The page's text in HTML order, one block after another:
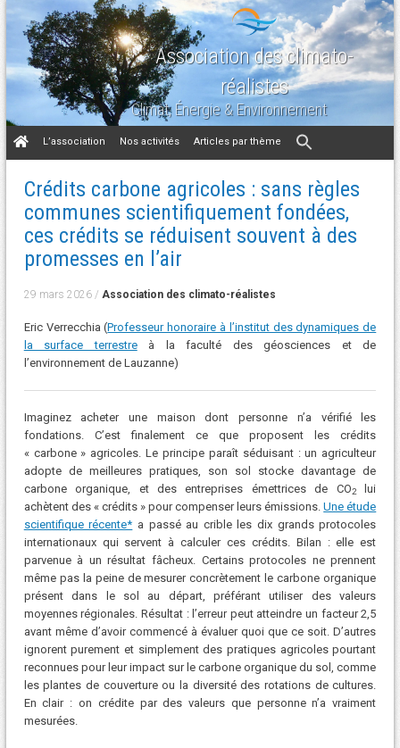
Association des climato-
réalistes
Climat, Énergie & Environnement
Aller
au
L’association Nos activités Articles par thème
Crédits carbone agricoles : sans règles
communes scientifiquement fondées,
ces crédits se réduisent souvent à des
promesses en l’air
29 mars 2026/ Association des climato-réalistes
Eric Verrecchia (Professeur honoraire à l’institut des dynamiques de
la surface terrestreà la faculté des géosciences et de
l’environnement de Lauzanne)
Imaginez acheter une maison dont personne n’a vérifié les
fondations. C’est finalement ce que proposent les crédits
« carbone » agricoles. Le principe paraît séduisant : un agriculteur
adopte de meilleures pratiques, son sol stocke davantage de
carbone organique, et des entreprises émettrices de CO2lui
achètent des « crédits » pour compenser leurs émissions.Une étude
scientifique récente* a passé au crible les dix grands protocoles
internationaux qui servent à calculer ces crédits. Bilan : elle est
parvenue à un résultat fâcheux. Certains protocoles ne prennent
même pas la peine de mesurer concrètement le carbone organique
présent dans le sol au départ, préférant utiliser des valeurs
moyennes régionales. Résultat : l’erreur peut atteindre un facteur 2,5
avant même d’avoir commencé à évaluer quoi que ce soit. D’autres
ignorent purement et simplement des pratiques agricoles pourtant
reconnues pour leur impact sur le carbone organique du sol, comme
les plantes de couverture ou la diversité des rotations de cultures.
En clair : on crédite par des valeurs que personne n’a vraiment
mesurées.